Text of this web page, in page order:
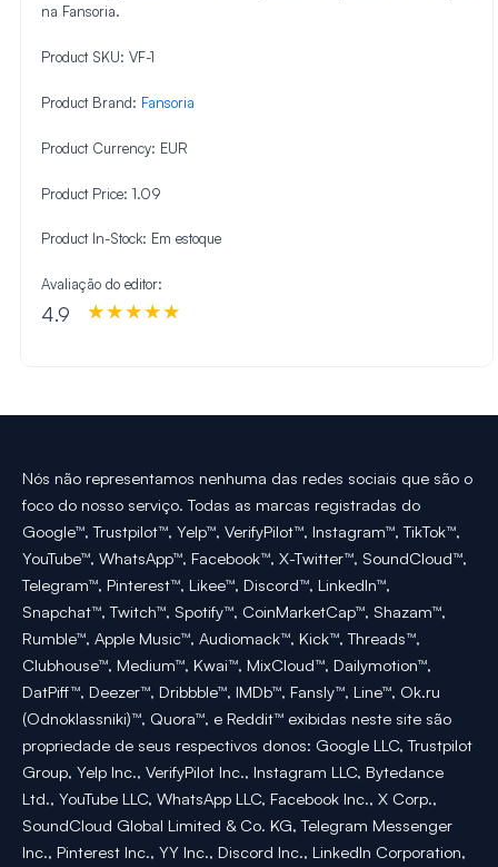
na Fansoria.
Product SKU: VF-1
Product Brand: Fansoria
Product Currency: EUR
Product Price: 1.09
Product In-Stock: Em estoque
Avaliação do editor:
4.9
Nós não representamos nenhuma das redes sociais que são o
foco do nosso serviço. Todas as marcas registradas do
Google™, Trustpilot™, Yelp™, VerifyPilot™, Instagram™, TikTok™,
YouTube™, WhatsApp™, Facebook™, X-Twitter™, SoundCloud™,
Telegram™, Pinterest™, Likee™, Discord™, LinkedIn™,
Snapchat™, Twitch™, Spotify™, CoinMarketCap™, Shazam™,
Rumble™, Apple Music™, Audiomack™, Kick™, Threads™,
Clubhouse™, Medium™, Kwai™, MixCloud™, Dailymotion™,
DatPiff™, Deezer™, Dribbble™, IMDb™, Fansly™, Line™, Ok.ru
(Odnoklassniki)™, Quora™, e Reddit™ exibidas neste site são
propriedade de seus respectivos donos: Google LLC, Trustpilot
Group, Yelp Inc., VerifyPilot Inc., Instagram LLC, Bytedance
Ltd., YouTube LLC, WhatsApp LLC, Facebook Inc., X Corp.,
SoundCloud Global Limited & Co. KG, Telegram Messenger
Inc., Pinterest Inc., YY Inc., Discord Inc., LinkedIn Corporation,